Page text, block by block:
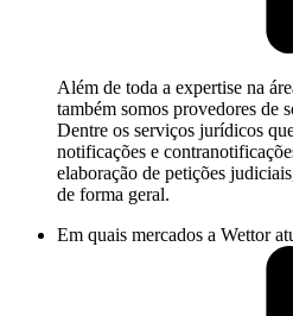
Além de toda a expertise na
também somos provedores de
Dentre os serviços jurídicos
notificações e
elaboração de petições
de forma geral.
Em quais mercados a Wettor